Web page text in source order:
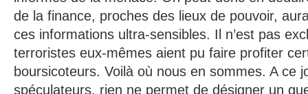
de la finance, proches des lieux de pouvoir,
ces informations ultra-sensibles. Il n’est pas
terroristes eux-mêmes aient pu faire profiter
boursicoteurs. Voilà où nous en sommes. A ce
spéculateurs, rien ne permet de désigner un